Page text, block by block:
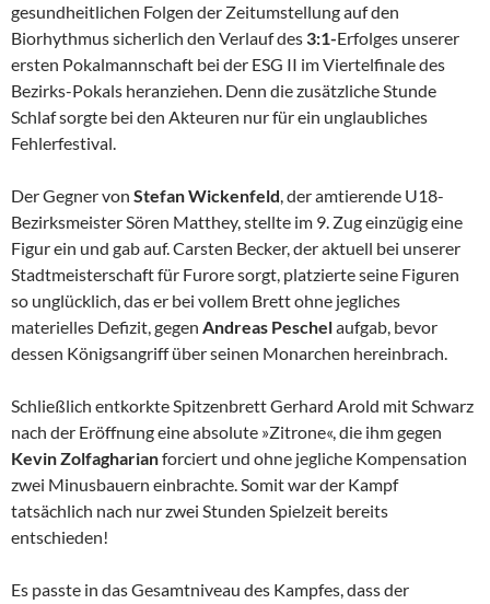
gesundheitlichen Folgen der Zeitumstellung auf den
Biorhythmus sicherlich den Verlauf des 3:1-Erfolges unserer
ersten Pokalmannschaft bei der ESG II im Viertelfinale des
Bezirks-Pokals heranziehen. Denn die zusätzliche Stunde
Schlaf sorgte bei den Akteuren nur für ein unglaubliches
Fehlerfestival.
Der Gegner von Stefan Wickenfeld, der amtierende U18-
Bezirksmeister Sören Matthey, stellte im 9. Zug einzügig eine
Figur ein und gab auf. Carsten Becker, der aktuell bei unserer
Stadtmeisterschaft für Furore sorgt, platzierte seine Figuren
so unglücklich, das er bei vollem Brett ohne jegliches
materielles Defizit, gegen Andreas Peschelaufgab, bevor
dessen Königsangriff über seinen Monarchen hereinbrach.
Schließlich entkorkte Spitzenbrett Gerhard Arold mit Schwarz
nach der Eröffnung eine absolute »Zitrone«, die ihm gegen
KevinZolfagharianforciert und ohne jegliche Kompensation
zwei Minusbauern einbrachte. Somit war der Kampf
tatsächlich nach nur zwei Stunden Spielzeit bereits
entschieden!
Es passte in das Gesamtniveau des Kampfes, dass der